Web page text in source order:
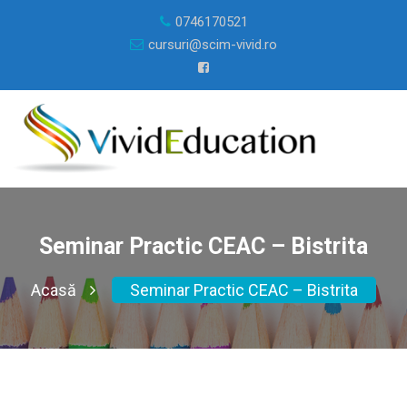
0746170521
cursuri@scim-vivid.ro
Seminar Practic CEAC – Bistrita
Acasă Seminar Practic CEAC – Bistrita